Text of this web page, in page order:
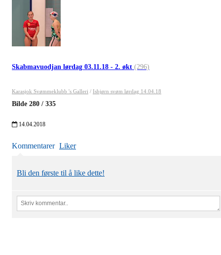
Skabmavuodjan lørdag 03.11.18 - 2. økt (296)
Karasjok Svømmeklubb 's Galleri / Isbjørn svøm lørdag 14.04.18
Bilde 280 / 335
14.04.2018
Kommentarer Liker
Bli den første til å like dette!